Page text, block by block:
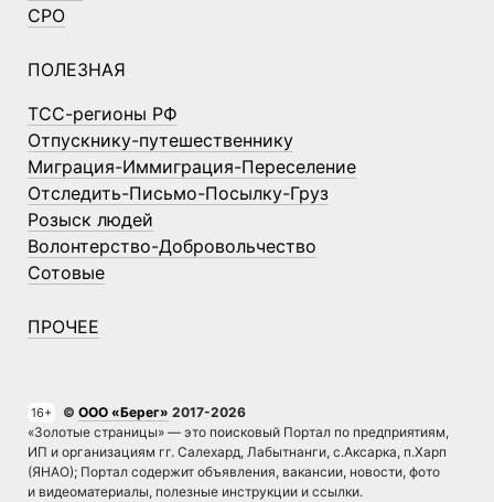
СРО
ПОЛЕЗНАЯ
ТСС-регионы РФ
Отпускнику-путешественнику
Миграция-Иммиграция-Переселение
Отследить-Письмо-Посылку-Груз
Розыск людей
Волонтерство-Добровольчество
Сотовые
ПРОЧЕЕ
16+ © ООО «Берег» 2017-2026
«Золотые страницы» — это поисковый Портал по предприятиям,
ИП и организациям гг. Салехард, Лабытнанги, с.Аксарка, п.Харп
(ЯНАО); Портал содержит объявления, вакансии, новости, фото
и видеоматериалы, полезные инструкции и ссылки.